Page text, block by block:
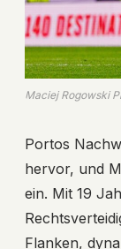
Maciej Rogowski
Portos
hervor, und
ein. Mit 19
Flanken,